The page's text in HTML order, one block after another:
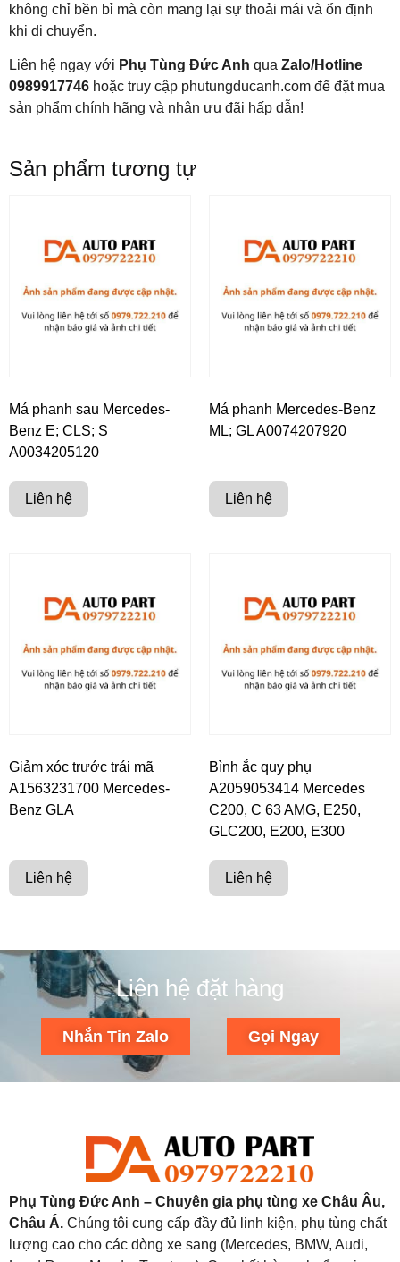
không chỉ bền bỉ mà còn mang lại sự thoải mái và ổn định
khi di chuyển.
Liên hệ ngay với Phụ Tùng Đức Anh qua Zalo/Hotline
0989917746 hoặc truy cập phutungducanh.com để đặt mua
sản phẩm chính hãng và nhận ưu đãi hấp dẫn!
Sản phẩm tương tự
Má phanh sau Mercedes-
Benz E; CLS; S
A0034205120
Liên hệ
Má phanh Mercedes-Benz
ML; GL A0074207920
Liên hệ
Giảm xóc trước trái mã
A1563231700 Mercedes-
Benz GLA
Liên hệ
Bình ắc quy phụ
A2059053414 Mercedes
C200, C 63 AMG, E250,
GLC200, E200, E300
Liên hệ
Liên hệ đặt hàng
Nhắn Tin Zalo Gọi Ngay
Phụ Tùng Đức Anh – Chuyên gia phụ tùng xe Châu Âu,
Châu Á. Chúng tôi cung cấp đầy đủ linh kiện, phụ tùng chất
lượng cao cho các dòng xe sang (Mercedes, BMW, Audi,